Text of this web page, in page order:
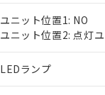
ユニット位置1: NO
ユニット位置2: 点灯
LEDランプ
ご利用条件
対応済み：EU
対応予定：EU
対応予定なし：
非該当品：ライセ
仕入先様の事情に
※1 中国